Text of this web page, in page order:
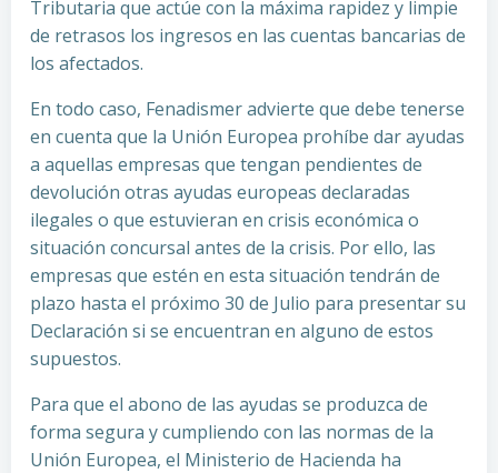
Tributaria que actúe con la máxima rapidez y limpie
de retrasos los ingresos en las cuentas bancarias de
los afectados.
En todo caso, Fenadismer advierte que debe tenerse
en cuenta que la Unión Europea prohíbe dar ayudas
a aquellas empresas que tengan pendientes de
devolución otras ayudas europeas declaradas
ilegales o que estuvieran en crisis económica o
situación concursal antes de la crisis. Por ello, las
empresas que estén en esta situación tendrán de
plazo hasta el próximo 30 de Julio para presentar su
Declaración si se encuentran en alguno de estos
supuestos.
Para que el abono de las ayudas se produzca de
forma segura y cumpliendo con las normas de la
Unión Europea, el Ministerio de Hacienda ha